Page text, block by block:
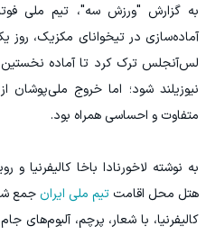
به گزارش "ورزش سه"، تیم ملی
نیوزیلند شود؛ اما خروج ملی‌پوشان
متفاوت و احساسی همراه بود.
به نوشته لاخورنادا باخا کالیفرنیا و
هتل محل اقامت تیم ملی ایرانجمع
کالیفرنیا، با شعار، پرچم،